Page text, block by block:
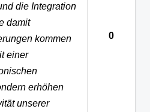
die Integration
damit
kommen
einer
erhöhen
unserer
0